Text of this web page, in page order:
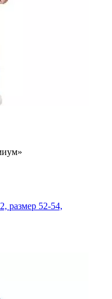
размер 52-54,